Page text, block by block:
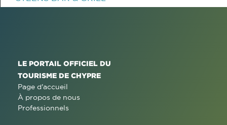
LE PORTAIL OFFICIEL DU
TOURISME DE CHYPRE
Page d'accueil
À propos de nous
Professionnels